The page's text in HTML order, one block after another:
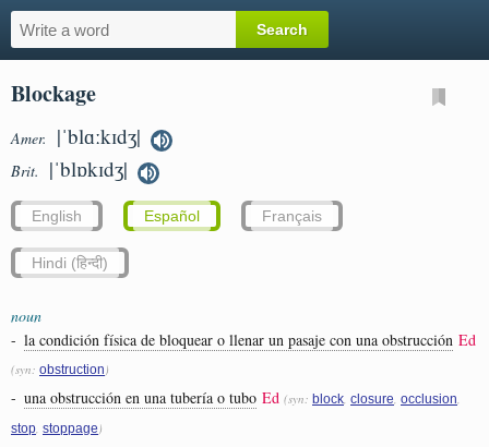
Blockage
Amer. |ˈblɑːkɪdʒ|
Brit. |ˈblɒkɪdʒ|
English Español Français
Hindi (हिन्दी)
noun
- la condición física de bloquear o llenar un pasaje con una obstrucción Ed
(syn: obstruction )
- una obstrucción en una tubería o tubo Ed (syn: block closure occlusion
stop stoppage )